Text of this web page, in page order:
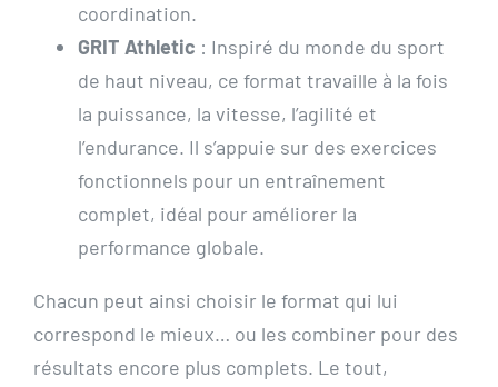
coordination.
GRIT Athletic : Inspiré du monde du sport
de haut niveau, ce format travaille à la fois
la puissance, la vitesse, l’agilité et
l’endurance. Il s’appuie sur des exercices
fonctionnels pour un entraînement
complet, idéal pour améliorer la
performance globale.
Chacun peut ainsi choisir le format qui lui
correspond le mieux… ou les combiner pour des
résultats encore plus complets. Le tout,